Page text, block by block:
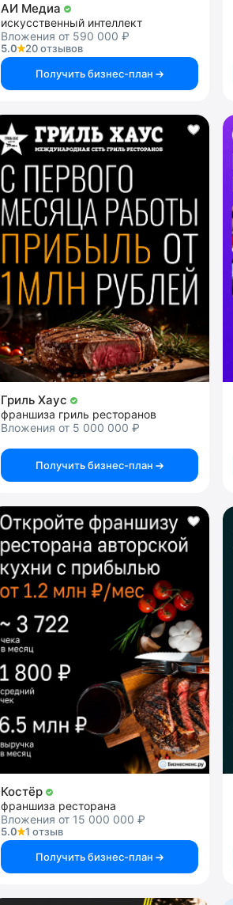
АИ Медиа
искусственный интеллект
Вложения от 590 000 ₽
5.0
20 отзывов
Получить бизнес-план
Гриль Хаус
франшиза гриль ресторанов
Вложения от 5 000 000 ₽
Получить бизнес-план
Костёр
франшиза ресторана
Вложения от 15 000 000 ₽
5.0
1 отзыв
Получить бизнес-план